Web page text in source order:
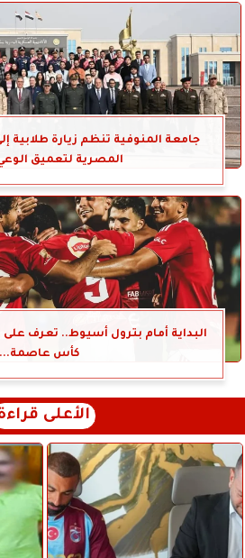
جامعة المنوفية تنظم زيارة طلابية
المصرية لتعميق
البداية أمام بترول أسيوط.. تعرف على
كأس عاصمة...
الأعلى